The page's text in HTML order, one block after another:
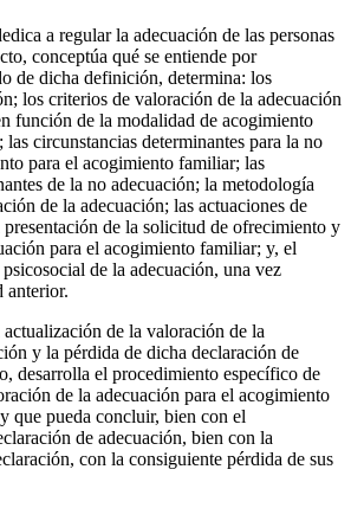
a regular la adecuación de las personas
conceptúa qué se entiende por
de dicha definición, determina: los
los criterios de valoración de la adecuación
función de la modalidad de acogimiento
circunstancias determinantes para la no
para el acogimiento familiar; las
de la no adecuación; la metodología
de la adecuación; las actuaciones de
de la solicitud de ofrecimiento y
para el acogimiento familiar; y, el
de la adecuación, una vez
anterior.
de la valoración de la
y la pérdida de dicha declaración de
desarrolla el procedimiento específico de
de la adecuación para el acogimiento
que pueda concluir, bien con el
de adecuación, bien con la
con la consiguiente pérdida de sus